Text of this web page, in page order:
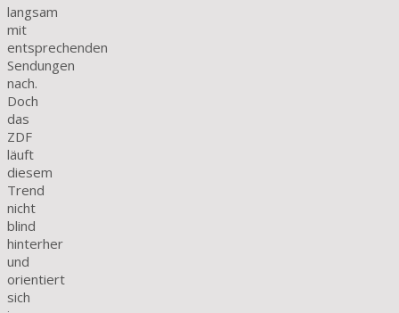
langsam
mit
entsprechenden
Sendungen
nach.
Doch
das
ZDF
läuft
diesem
Trend
nicht
blind
hinterher
und
orientiert
sich